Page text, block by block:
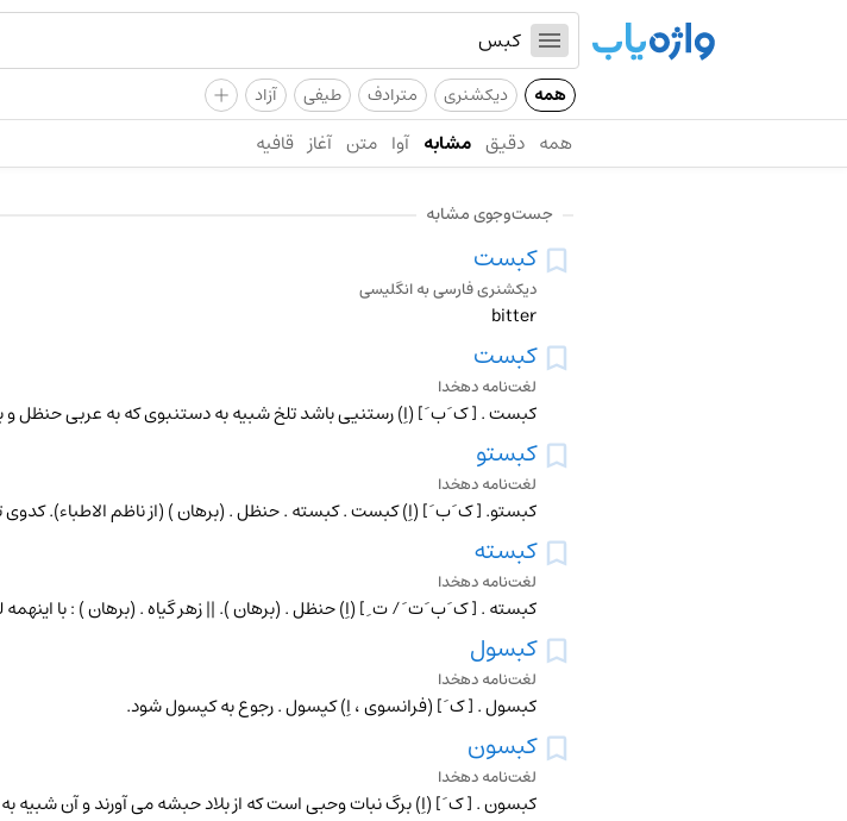
همه دیکشنری مترادف طیفی آزاد +
همه دقیق مشابه آوا متن آغاز قافیه
جست‌وجوی مشابه
کبست
دیکشنری فارسی به انگلیسی
bitter
کبست
لغت‌نامه دهخدا
کبست . [ ک َ ب َ ] (اِ) رستنیی باشد تلخ شبیه به دستنبوی که به عربی حنظل
کبستو
لغت‌نامه دهخدا
کبستو. [ ک َ ب َ ] (اِ) کبست . کبسته . حنظل . (برهان ) (از ناظم الاطباء). کدوی
کبسته
لغت‌نامه دهخدا
کبسته . [ ک َ ب َ ت َ / ت ِ ] (اِ) حنظل . (برهان ). || زهر گیاه . (برهان ) : با
کبسول
لغت‌نامه دهخدا
کبسول . [ ک َ ] (فرانسوی ، اِ) کپسول . رجوع به کپسول شود.
کبسون
لغت‌نامه دهخدا
کبسون . [ ک َ ] (اِ) برگ نبات وحبی است که از بلاد حبشه می آورند و آن شبیه